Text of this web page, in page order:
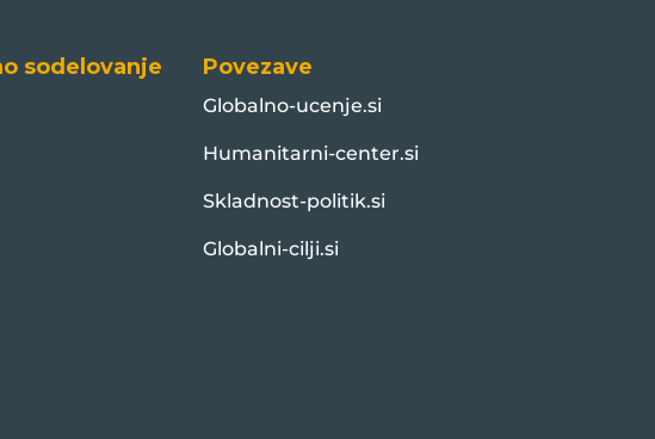
sodelovanje Povezave
Globalno-ucenje.si
Humanitarni-center.si
Skladnost-politik.si
Globalni-cilji.si